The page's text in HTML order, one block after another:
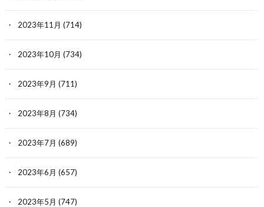
2023年11月 (714)
2023年10月 (734)
2023年9月 (711)
2023年8月 (734)
2023年7月 (689)
2023年6月 (657)
2023年5月 (747)